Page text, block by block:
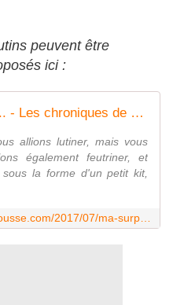
peuvent être
ici :
Ma surprise du dimanche... - Les chroniques de Frimousse
allions lutiner, mais vous
également feutriner, et
la forme d'un petit kit,